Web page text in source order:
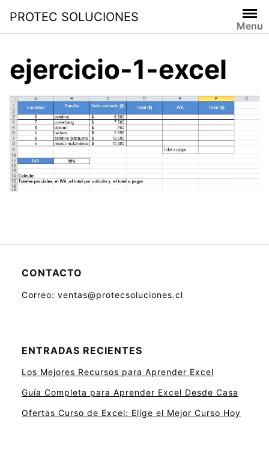
PROTEC SOLUCIONES
Menu
ejercicio-1-excel
CONTACTO
Correo: ventas@protecsoluciones.cl
ENTRADAS RECIENTES
Los Mejores Recursos para Aprender Excel
Guía Completa para Aprender Excel Desde Casa
Ofertas Curso de Excel: Elige el Mejor Curso Hoy